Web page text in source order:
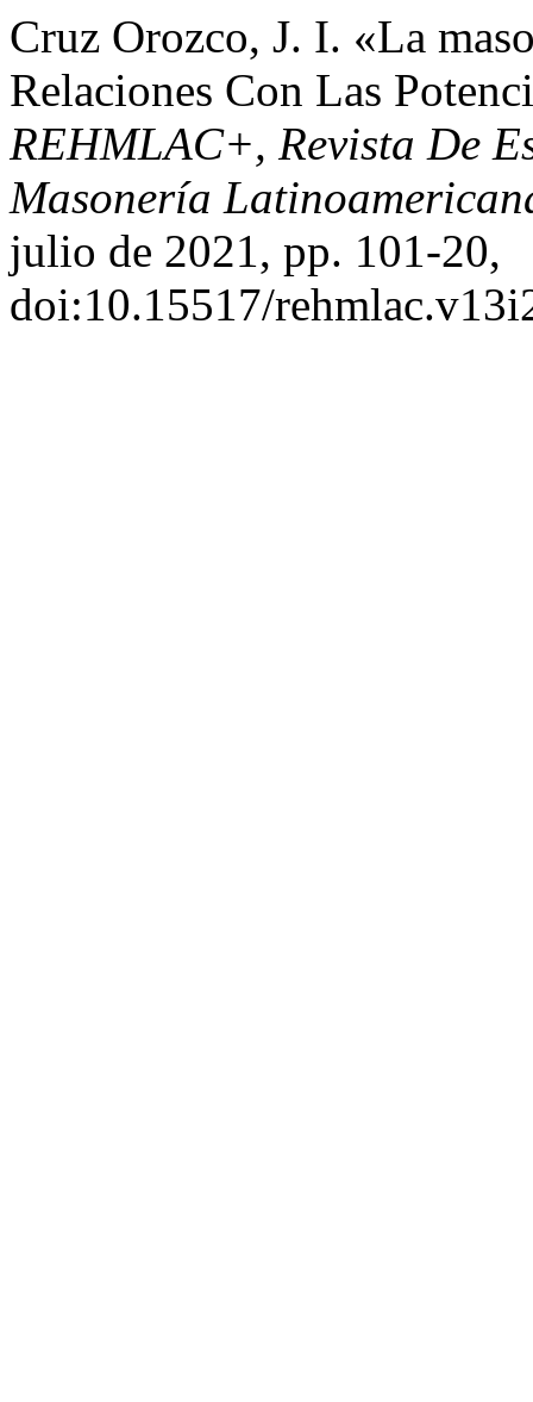
Cruz Orozco, J. I. «La
Relaciones Con Las
REHMLAC+, Revista De
Masonería
julio de 2021, pp. 101-20,
doi:10.15517/